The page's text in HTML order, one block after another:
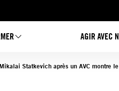
AGIR AVEC
Statkevich après un AVC montre